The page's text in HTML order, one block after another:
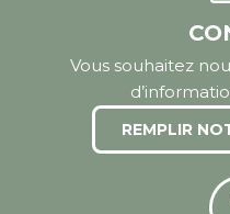
Vous souhaitez
REMPLIR